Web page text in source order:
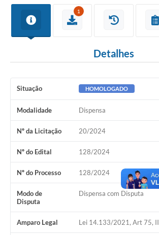
Carta de Serviços
Turismo
Legislação
Agenda
Telefones Úteis
Ouvidoria
Cavernas do Peruaçu
Notícias
Links e Sites
1
Detalhes
Situação HOMOLOGADO
Modalidade Dispensa
Nº da Licitação 20/2024
Nº do Edital 128/2024
Nº do Processo 128/2024
Modo de
Disputa
Dispensa com Disputa
Amparo Legal Lei 14.133/2021, Art 75, II